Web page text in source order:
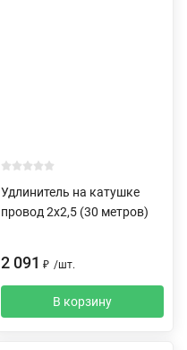
Удлинитель на катушке
провод 2х2,5 (30 метров)
2 091 ₽ /шт.
В корзину